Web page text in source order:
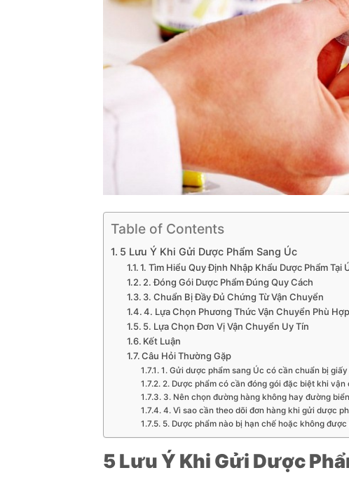
Table of Contents
5 Lưu Ý Khi Gửi Dược Phẩm Sang Úc
1. Tìm Hiểu Quy Định Nhập Khẩu Dược Phẩm Tại
2. Đóng Gói Dược Phẩm Đúng Quy Cách
3. Chuẩn Bị Đầy Đủ Chứng Từ Vận Chuyển
4. Lựa Chọn Phương Thức Vận Chuyển Phù Hợp
5. Lựa Chọn Đơn Vị Vận Chuyển Uy Tín
Kết Luận
Câu Hỏi Thường Gặp
1. Gửi dược phẩm sang Úc có cần chuẩn bị
2. Dược phẩm có cần đóng gói đặc biệt khi vận
3. Nên chọn đường hàng không hay đường
4. Vì sao cần theo dõi đơn hàng khi gửi dược
5. Dược phẩm nào bị hạn chế hoặc không
5 Lưu Ý Khi Gửi Dược